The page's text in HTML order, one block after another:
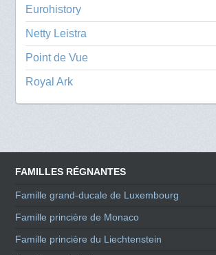
Eurohistory
Netty Leistra
Point de Vue
Royal Ark
FAMILLES RÉGNANTES
Famille grand-ducale de Luxembourg
Famille princière de Monaco
Famille princière du Liechtenstein